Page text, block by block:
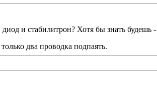
и стабилитрон? Хотя бы знать будешь
два проводка подпаять.